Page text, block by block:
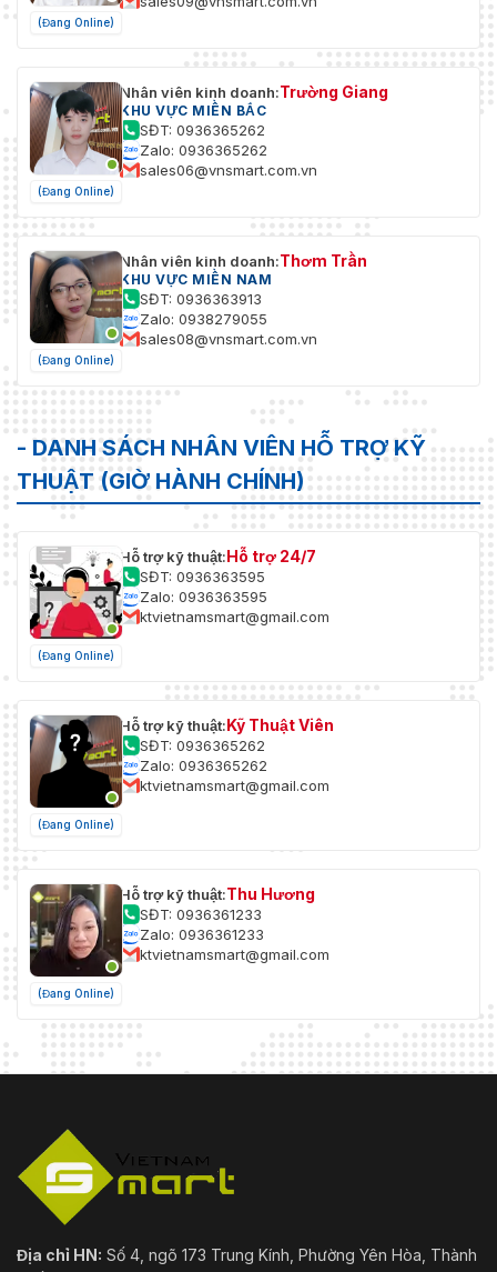
(Đang Online)
(Đang Online)
Nhân viên kinh doanh:Trường Giang
KHU VỰC MIỀN BẮC
SĐT: 0936365262
Zalo: 0936365262
sales06@vnsmart.com.vn
(Đang Online)
Nhân viên kinh doanh:Thơm Trần
KHU VỰC MIỀN NAM
SĐT: 0936363913
Zalo: 0938279055
sales08@vnsmart.com.vn
- DANH SÁCH NHÂN VIÊN HỖ TRỢ KỸ
THUẬT (GIỜ HÀNH CHÍNH)
(Đang Online)
Hỗ trợ kỹ thuật:Hỗ trợ 24/7
SĐT: 0936363595
Zalo: 0936363595
ktvietnamsmart@gmail.com
(Đang Online)
Hỗ trợ kỹ thuật:Kỹ Thuật Viên
SĐT: 0936365262
Zalo: 0936365262
ktvietnamsmart@gmail.com
(Đang Online)
Hỗ trợ kỹ thuật:Thu Hương
SĐT: 0936361233
Zalo: 0936361233
ktvietnamsmart@gmail.com
Địa chỉ HN: Số 4, ngõ 173 Trung Kính, Phường Yên Hòa, Thành